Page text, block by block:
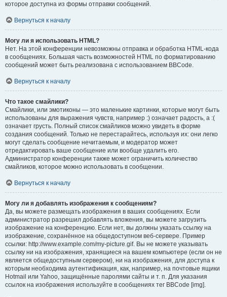
которое доступна из формы отправки сообщений.
Вернуться к началу
Могу ли я использовать HTML?
Нет. На этой конференции невозможны отправка и обработка HTML-кода
в сообщениях. Большая часть возможностей HTML по форматированию
сообщений может быть реализована с использованием BBCode.
Вернуться к началу
Что такое смайлики?
Смайлики, или эмотиконы — это маленькие картинки, которые могут быть
использованы для выражения чувств, например :) означает радость, а :(
означает грусть. Полный список смайликов можно увидеть в форме
создания сообщений. Только не перестарайтесь, используя их: они легко
могут сделать сообщение нечитаемым, и модератор может
отредактировать ваше сообщение или вообще удалить его.
Администратор конференции также может ограничить количество
смайликов, которое можно использовать в сообщении.
Вернуться к началу
Могу ли я добавлять изображения к сообщениям?
Да, вы можете размещать изображения в ваших сообщениях. Если
администратор разрешил добавлять вложения, вы можете загрузить
изображение на конференцию. Если нет, вы должны указать ссылку на
изображение, сохранённое на общедоступном веб-сервере. Пример
ссылки: http://www.example.com/my-picture.gif. Вы не можете указывать
ссылку ни на изображения, хранящиеся на вашем компьютере (если он не
является общедоступным сервером), ни на изображения, для доступа к
которым необходима аутентификация, как, например, на почтовые ящики
Hotmail или Yahoo, защищённые паролями сайты и т. п. Для указания
ссылок на изображения используйте в сообщениях тег BBCode [img].